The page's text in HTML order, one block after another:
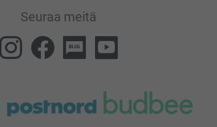
Seuraa meitä